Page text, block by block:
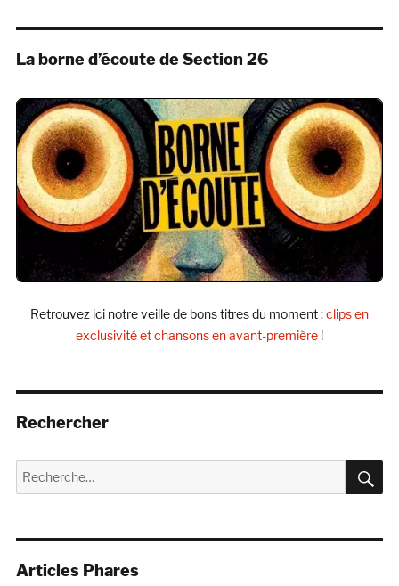
La borne d’écoute de Section 26
Retrouvez ici notre veille de bons titres du moment :clips en
exclusivité et chansons en avant-première !
Rechercher
Recherche
pour :
Articles Phares